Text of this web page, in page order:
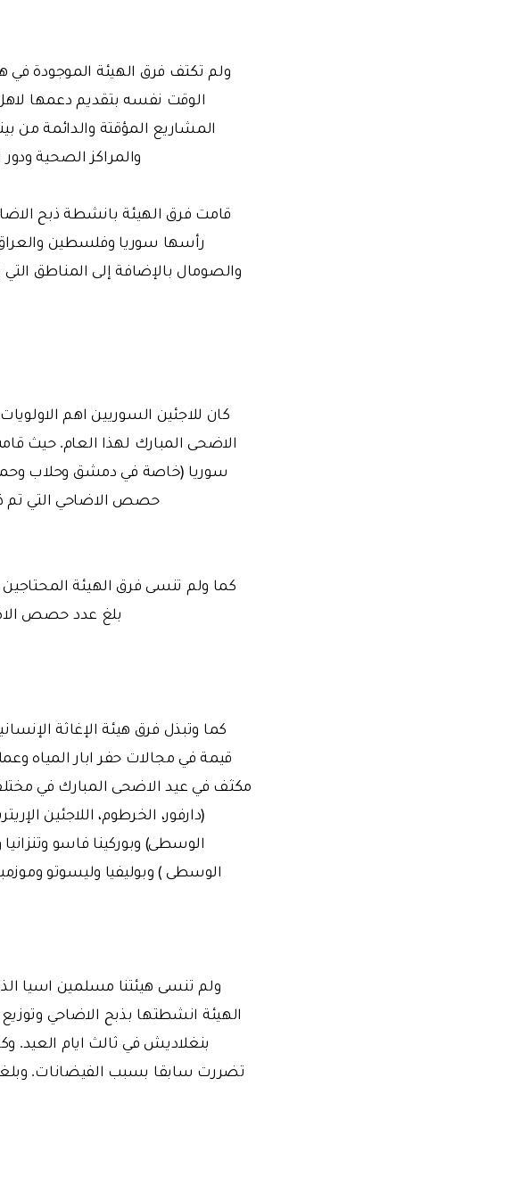
ولم تكتف فرق الهيئة الموجودة
الوقت نفسه بتقديم دعمها
المشاريع المؤقتة والدائمة من
والمراكز الصحية
قامت فرق الهيئة بانشطة ذبح
رأسها سوريا وفلسطين والعراق
والصومال بالإضافة إلى المناطق
كان للاجئين السوريين اهم
الاضحى المبارك لهذا العام. حيث
سوريا (خاصة في دمشق وحلاب وحماة
حصص الاضاحي التي تم ذبحها 3205 حصة تم توزيعها على ما لا يقل عن
كما ولم تنسى فرق الهيئة
بلغ عدد حصص الاضاحي 6589 حصة تم توزيعها على 237204
كما وتبذل فرق هيئة الإغاثة
قيمة في مجالات حفر ابار المياه
مكثف في عيد الاضحى المبارك في مختلف
(دارفور، الخرطوم، اللاجئين
الوسطى) وبوركينا فاسو
الوسطى ) وبوليفيا وليسوتو
ولم تنسى هيئتنا مسلمين اسيا
الهيئة انشطتها بذبح الاضاحي
بنغلاديش في ثالث ايام العيد.